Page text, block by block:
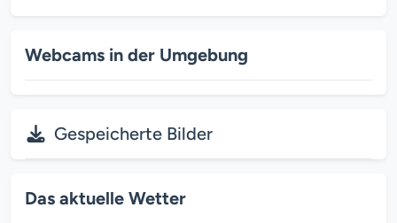
Webcams in der Umgebung
Gespeicherte Bilder
Das aktuelle Wetter